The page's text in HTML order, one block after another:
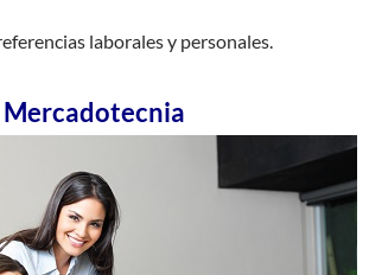
laborales y personales.